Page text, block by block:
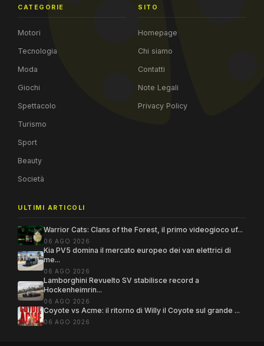
CATEGORIE
Motori
Tecnologia
Moda
Giochi
Spettacolo
Turismo
Sport
Beauty
Società
SITO
Homepage
Chi siamo
Contatti
Note Legali
Privacy Policy
ULTIMI ARTICOLI
Warrior Cats: Clans of the Forest, il primo videogioco uf...
06 AGO 2026
Kia PV5 domina il mercato europeo dei van elettrici di
me...
06 AGO 2026
Lamborghini Revuelto SV stabilisce record a
Hockenheimrin...
06 AGO 2026
Coyote vs Acme: il ritorno di Willy il Coyote sul grande ...
06 AGO 2026